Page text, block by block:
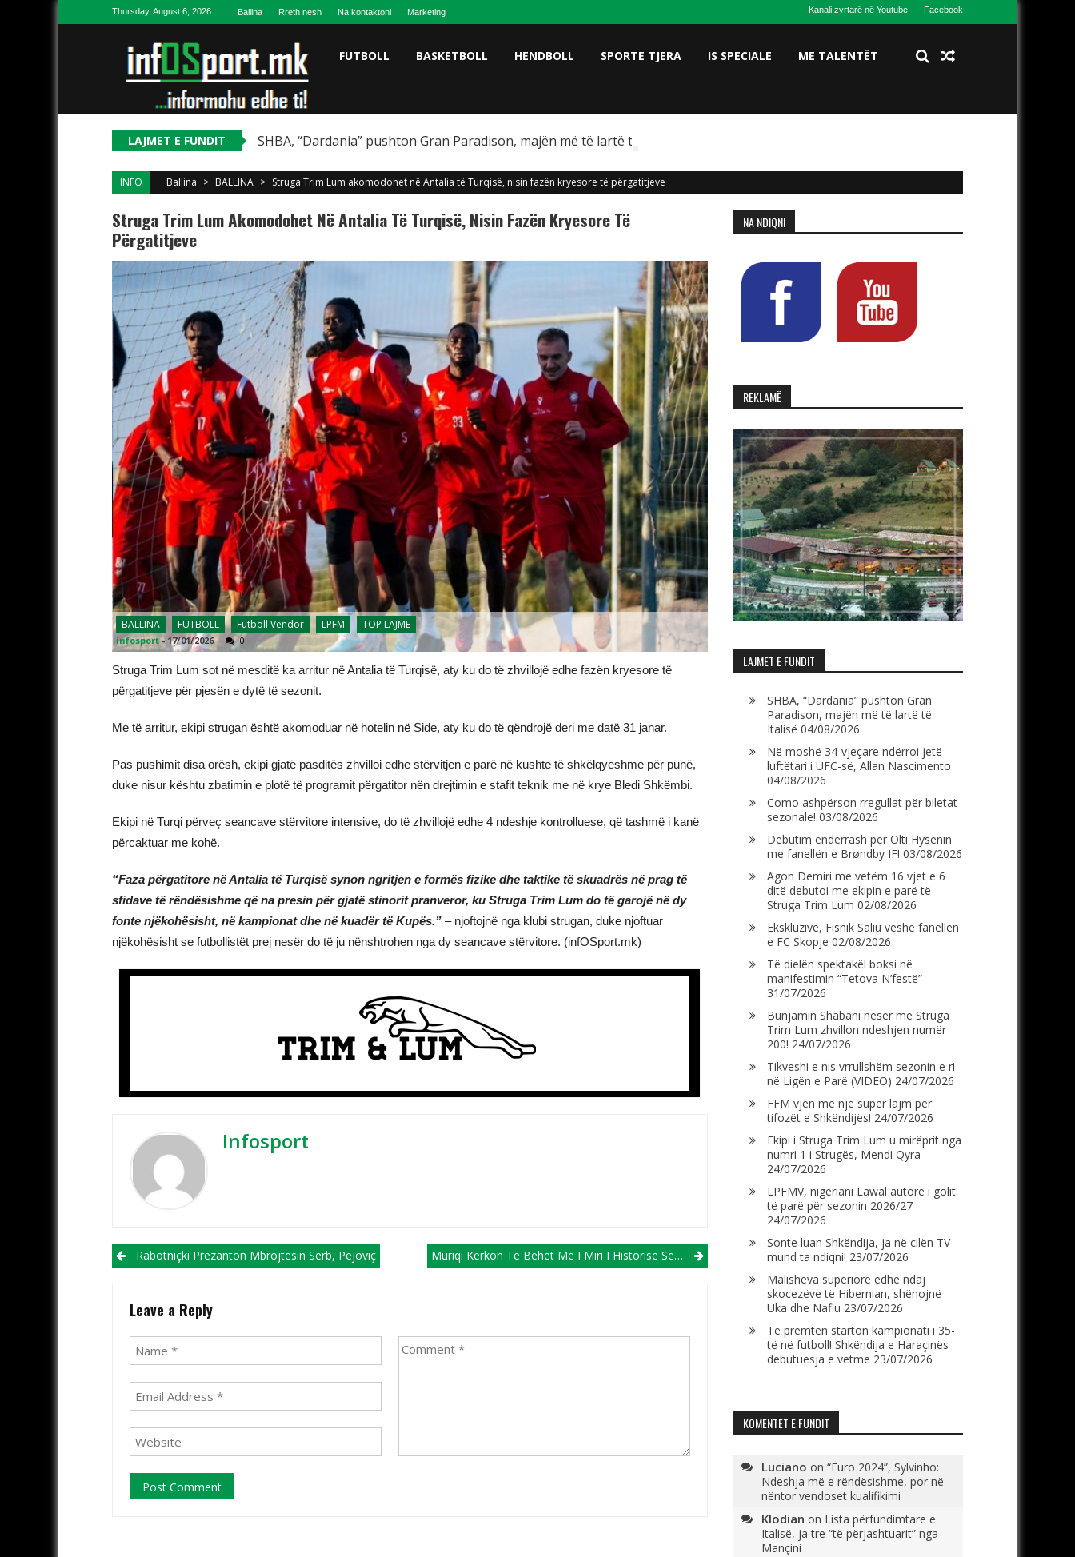
Skip to contentThursday, August 6, 2026 Ballina Rreth nesh Na kontaktoni Marketing Kanali zyrtarë në Youtube Facebook
FUTBOLL BASKETBOLL HENDBOLL SPORTE TJERA IS SPECIALE ME TALENTËT
LAJMET E FUNDIT SHBA, “Dardania” pushton Gran Paradison, majën më të lartë të Italisë
INFO Ballina > BALLINA > Struga Trim Lum akomodohet në Antalia të Turqisë, nisin fazën kryesore të përgatitjeve
Struga Trim Lum Akomodohet Në Antalia Të Turqisë, Nisin Fazën Kryesore Të
Përgatitjeve
BALLINA FUTBOLL Futboll Vendor LPFM TOP LAJME
infosport - 17/01/2026 0
Struga Trim Lum sot në mesditë ka arritur në Antalia të Turqisë, aty ku do të zhvillojë edhe fazën kryesore të
përgatitjeve për pjesën e dytë të sezonit.
Me të arritur, ekipi strugan është akomoduar në hotelin në Side, aty ku do të qëndrojë deri me datë 31 janar.
Pas pushimit disa orësh, ekipi gjatë pasditës zhvilloi edhe stërvitjen e parë në kushte të shkëlqyeshme për punë,
duke nisur kështu zbatimin e plotë të programit përgatitor nën drejtimin e stafit teknik me në krye Bledi Shkëmbi.
Ekipi në Turqi përveç seancave stërvitore intensive, do të zhvillojë edhe 4 ndeshje kontrolluese, që tashmë i kanë
përcaktuar me kohë.
“Faza përgatitore në Antalia të Turqisë synon ngritjen e formës fizike dhe taktike të skuadrës në prag të
sfidave të rëndësishme që na presin për gjatë stinorit pranveror, ku Struga Trim Lum do të garojë në dy
fonte njëkohësisht, në kampionat dhe në kuadër të Kupës.” – njoftojnë nga klubi strugan, duke njoftuar
njëkohësisht se futbollistët prej nesër do të ju nënshtrohen nga dy seancave stërvitore. (infOSport.mk)
Infosport
Post navigation
Rabotniçki Prezanton Mbrojtësin Serb, Pejoviç Muriqi Kërkon Të Bëhet Më I Miri I Historisë Së Majorkës!
Leave a Reply
NA NDIQNI
REKLAMË
LAJMET E FUNDIT
SHBA, “Dardania” pushton Gran
Paradison, majën më të lartë të
Italisë 04/08/2026
Në moshë 34-vjeçare ndërroi jetë
luftëtari i UFC-së, Allan Nascimento
04/08/2026
Como ashpërson rregullat për biletat
sezonale! 03/08/2026
Debutim ëndërrash për Olti Hysenin
me fanellën e Brøndby IF! 03/08/2026
Agon Demiri me vetëm 16 vjet e 6
ditë debutoi me ekipin e parë të
Struga Trim Lum 02/08/2026
Ekskluzive, Fisnik Saliu veshë fanellën
e FC Skopje 02/08/2026
Të dielën spektakël boksi në
manifestimin “Tetova N’festë”
31/07/2026
Bunjamin Shabani nesër me Struga
Trim Lum zhvillon ndeshjen numër
200! 24/07/2026
Tikveshi e nis vrrullshëm sezonin e ri
në Ligën e Parë (VIDEO) 24/07/2026
FFM vjen me një super lajm për
tifozët e Shkëndijës! 24/07/2026
Ekipi i Struga Trim Lum u mirëprit nga
numri 1 i Strugës, Mendi Qyra
24/07/2026
LPFMV, nigeriani Lawal autorë i golit
të parë për sezonin 2026/27
24/07/2026
Sonte luan Shkëndija, ja në cilën TV
mund ta ndiqni! 23/07/2026
Malisheva superiore edhe ndaj
skocezëve të Hibernian, shënojnë
Uka dhe Nafiu 23/07/2026
Të premtën starton kampionati i 35-
të në futboll! Shkëndija e Haraçinës
debutuesja e vetme 23/07/2026
KOMENTET E FUNDIT
Luciano on “Euro 2024”, Sylvinho:
Ndeshja më e rëndësishme, por në
nëntor vendoset kualifikimi
Klodian on Lista përfundimtare e
Italisë, ja tre “të përjashtuarit” nga
Mançini